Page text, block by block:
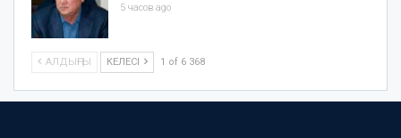
5 часов ago
АЛДЫҢҒЫ КЕЛЕСІ 1 of 6 368